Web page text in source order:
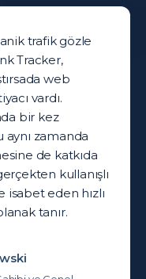
trafik gözle
Tracker,
web
vardı.
bir kez
aynı zamanda
de katkıda
kullanışlı
isabet eden hızlı
tanır.